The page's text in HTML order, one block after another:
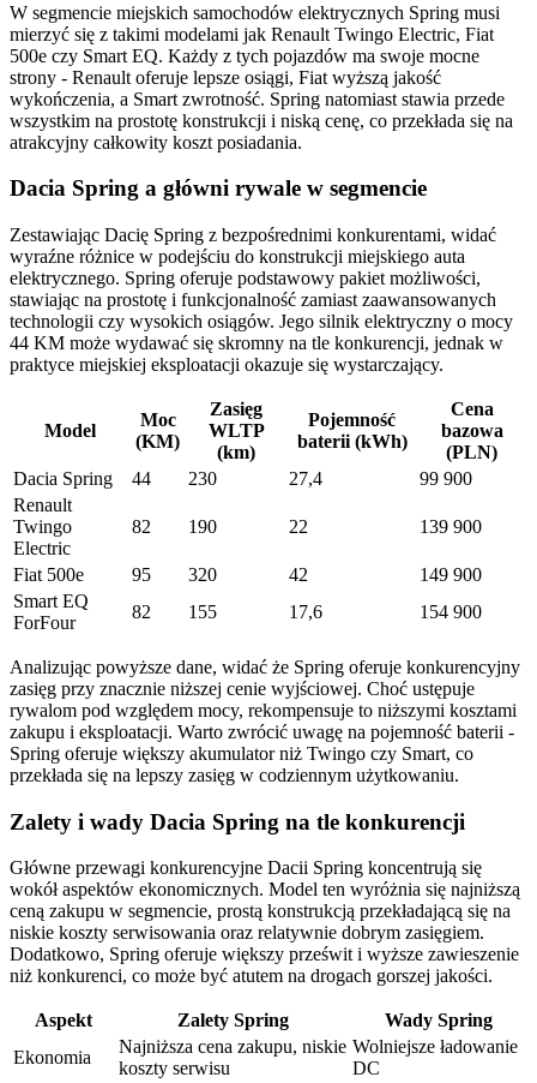
W segmencie miejskich samochodów elektrycznych Spring musi
mierzyć się z takimi modelami jak Renault Twingo Electric, Fiat
500e czy Smart EQ. Każdy z tych pojazdów ma swoje mocne
strony - Renault oferuje lepsze osiągi, Fiat wyższą jakość
wykończenia, a Smart zwrotność. Spring natomiast stawia przede
wszystkim na prostotę konstrukcji i niską cenę, co przekłada się na
atrakcyjny całkowity koszt posiadania.
Dacia Spring a główni rywale w segmencie
Zestawiając Dacię Spring z bezpośrednimi konkurentami, widać
wyraźne różnice w podejściu do konstrukcji miejskiego auta
elektrycznego. Spring oferuje podstawowy pakiet możliwości,
stawiając na prostotę i funkcjonalność zamiast zaawansowanych
technologii czy wysokich osiągów. Jego silnik elektryczny o mocy
44 KM może wydawać się skromny na tle konkurencji, jednak w
praktyce miejskiej eksploatacji okazuje się wystarczający.
Model
Moc
(KM)
Zasięg
WLTP
(km)
Pojemność
baterii (kWh)
Cena
bazowa
(PLN)
Dacia Spring
44 230 27,4
99 900
Renault
Twingo
Electric
82 190 22 139 900
Fiat 500e 95 320 42
149 900
Smart EQ
ForFour
82 155 17,6 154 900
Analizując powyższe dane, widać że Spring oferuje konkurencyjny
zasięg przy znacznie niższej cenie wyjściowej. Choć ustępuje
rywalom pod względem mocy, rekompensuje to niższymi kosztami
zakupu i eksploatacji. Warto zwrócić uwagę na pojemność baterii -
Spring oferuje większy akumulator niż Twingo czy Smart, co
przekłada się na lepszy zasięg w codziennym użytkowaniu.
Zalety i wady Dacia Spring na tle konkurencji
Główne przewagi konkurencyjne Dacii Spring koncentrują się
wokół aspektów ekonomicznych. Model ten wyróżnia się najniższą
ceną zakupu w segmencie, prostą konstrukcją przekładającą się na
niskie koszty serwisowania oraz relatywnie dobrym zasięgiem.
Dodatkowo, Spring oferuje większy prześwit i wyższe zawieszenie
niż konkurenci, co może być atutem na drogach gorszej jakości.
Aspekt Zalety Spring
Wady Spring
Ekonomia
Najniższa cena zakupu, niskie
koszty serwisu
Wolniejsze ładowanie
DC